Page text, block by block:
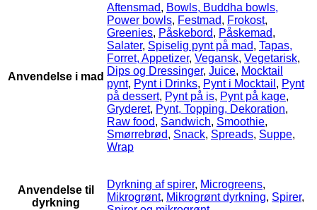
Anvendelse i mad
Aftensmad, Bowls, Buddha bowls,
Power bowls, Festmad, Frokost,
Greenies, Påskebord, Påskemad,
Salater, Spiselig pynt på mad, Tapas,
Forret, Appetizer, Vegansk, Vegetarisk,
Dips og Dressinger, Juice, Mocktail
pynt, Pynt i Drinks, Pynt i Mocktail , Pynt
på dessert, Pynt på is, Pynt på kage,
Gryderet, Pynt, Topping, Dekoration,
Raw food, Sandwich, Smoothie,
Smørrebrød, Snack, Spreads, Suppe,
Wrap
Anvendelse til
dyrkning
Dyrkning af spirer, Microgreens,
Mikrogrønt, Mikrogrønt dyrkning, Spirer,